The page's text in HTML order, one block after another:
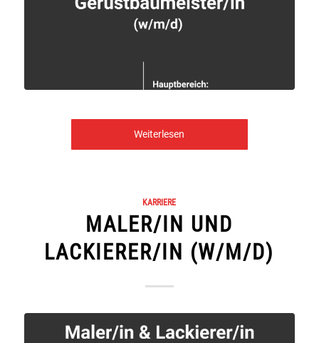
Weiterlesen
KARRIERE
MALER/IN UND
LACKIERER/IN (W/M/D)